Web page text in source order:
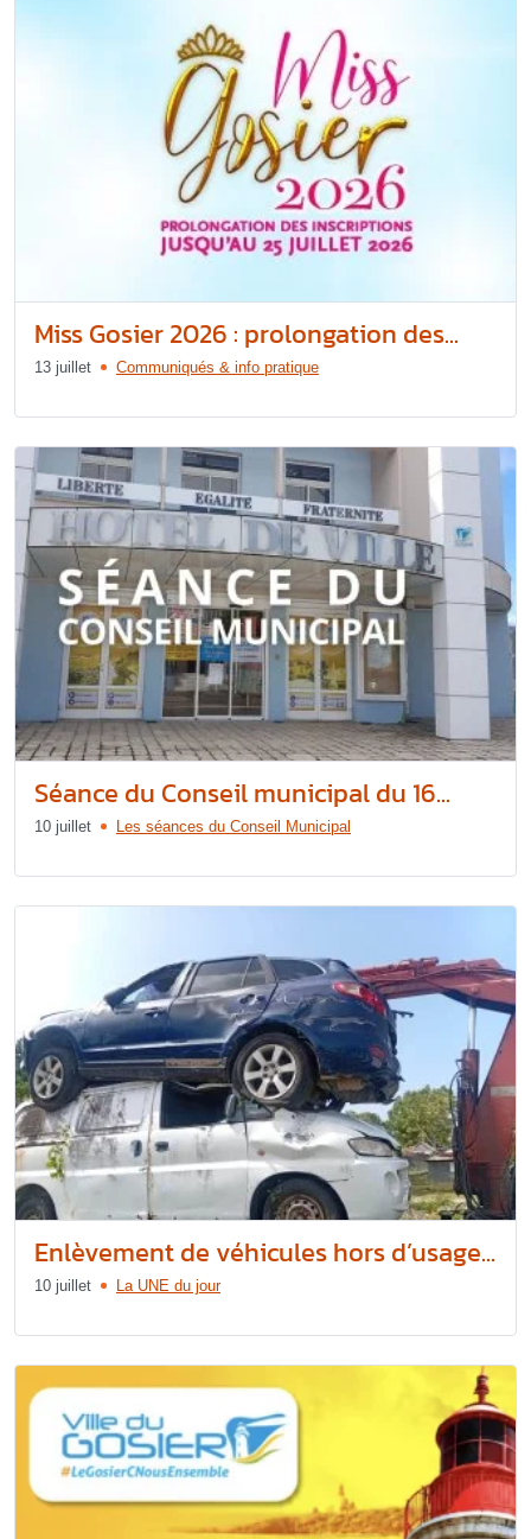
Miss Gosier 2026 : prolongation des...
13 juillet Communiqués & info pratique
Séance du Conseil municipal du 16...
10 juillet Les séances du Conseil Municipal
Enlèvement de véhicules hors d’usage...
10 juillet La UNE du jour